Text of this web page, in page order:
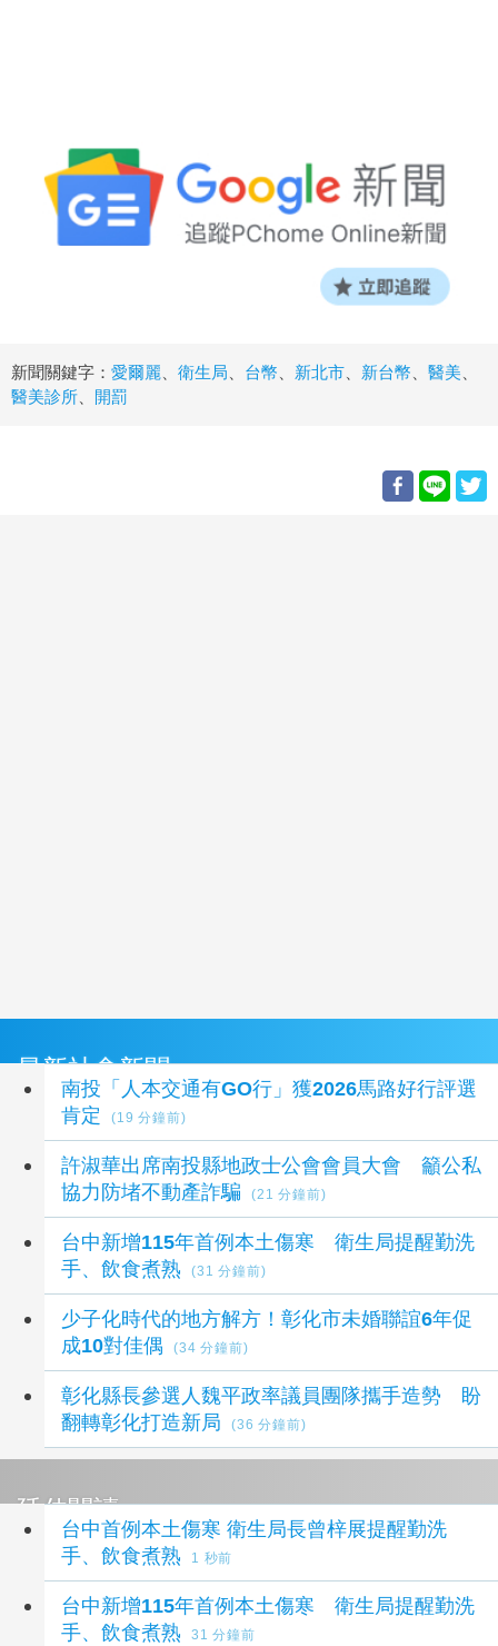
新聞關鍵字： 愛爾麗 衛生局 台幣 新北市 新台幣 醫美
醫美診所
開罰
最新社會新聞
南投「人本交通有GO行」獲2026馬路好行評選
肯定
(19 分鐘前)
許淑華出席南投縣地政士公會會員大會 籲公私
協力防堵不動產詐騙
(21 分鐘前)
台中新增115年首例本土傷寒 衛生局提醒勤洗
手、飲食煮熟
(31 分鐘前)
少子化時代的地方解方！彰化市未婚聯誼6年促
成10對佳偶
(34 分鐘前)
彰化縣長參選人魏平政率議員團隊攜手造勢 盼
翻轉彰化打造新局
(36 分鐘前)
延伸閱讀
台中首例本土傷寒 衛生局長曾梓展提醒勤洗
手、飲食煮熟
1 秒前
台中新增115年首例本土傷寒 衛生局提醒勤洗
手、飲食煮熟
31 分鐘前